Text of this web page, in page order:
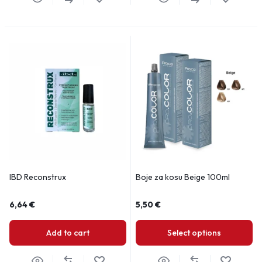
IBD Reconstrux
6,64€
Add to cart
Boje za kosu Beige 100ml
5,50€
Select options